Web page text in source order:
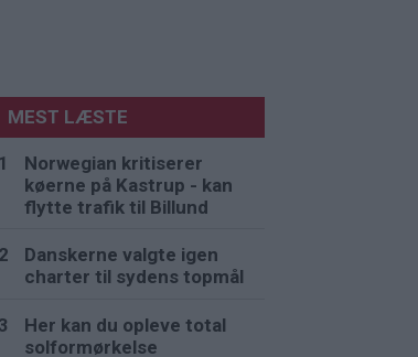
MEST LÆSTE
Norwegian kritiserer
køerne på Kastrup - kan
flytte trafik til Billund
Danskerne valgte igen
charter til sydens topmål
Her kan du opleve total
solformørkelse